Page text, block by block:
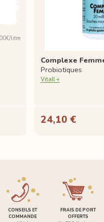
litre
Complexe
Probiotiques
Vitall +
24,10 €
CONSEILS ET
COMMANDE
FRAIS DE PORT
OFFERTS